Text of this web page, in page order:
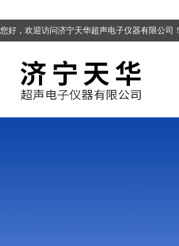
您好，欢迎访问济宁天华超声电子仪器有限公司！